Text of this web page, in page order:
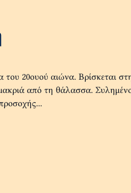
του 20ουού αιώνα. Βρίσκεται
από τη θάλασσα.